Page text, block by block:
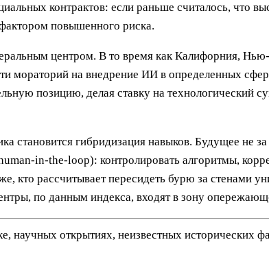
контрактов: если раньше считалось, что
повышенного риска.
центром. В то время как Калифорния,
на внедрение ИИ в определенных
позицию, делая ставку на технологический
становится гибридизация навыков. Будущее не
in-the-loop): контролировать алгоритмы,
кто рассчитывает пересидеть бурю за стенами
по данным индекса, входят в зону
научных открытиях, неизвестных исторических